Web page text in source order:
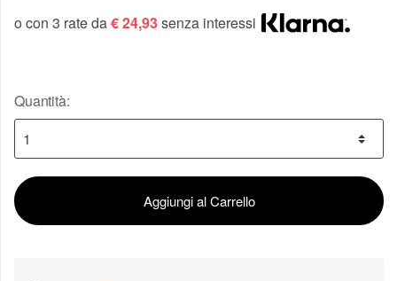
o con 3 rate da€ 24,93senza interessi
Quantità:
Aggiungi al Carrello